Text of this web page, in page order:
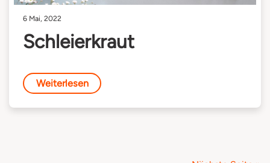
6 Mai, 2022
Schleierkraut
Weiterlesen